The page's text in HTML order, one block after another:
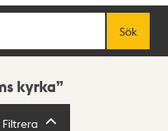
Sök
kyrka
Filtrera